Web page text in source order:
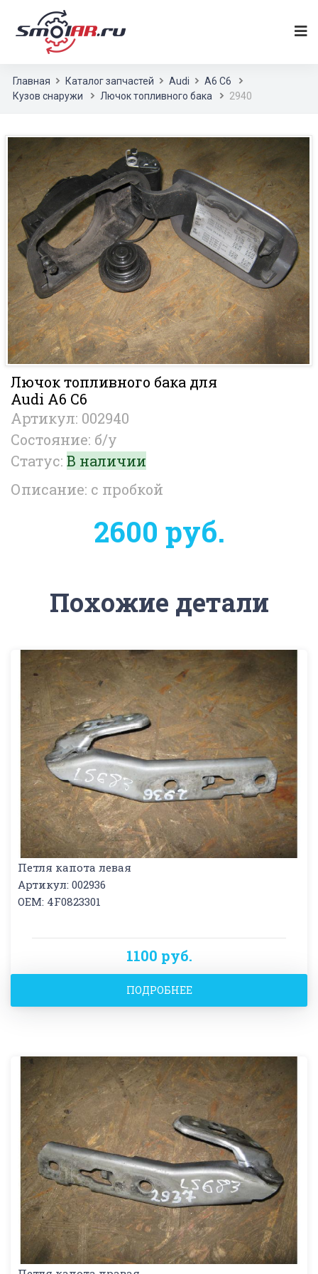
Главная Каталог запчастей Audi
A6 C6
Кузов снаружи
Лючок топливного бака 2940
Лючок топливного бака для
Audi A6 C6
Артикул: 002940
Состояние: б/у
Статус: В наличии
Описание: с пробкой
2600 руб.
Похожие детали
Петля капота левая
Артикул: 002936
OEM: 4F0823301
1100 руб.
ПОДРОБНЕЕ